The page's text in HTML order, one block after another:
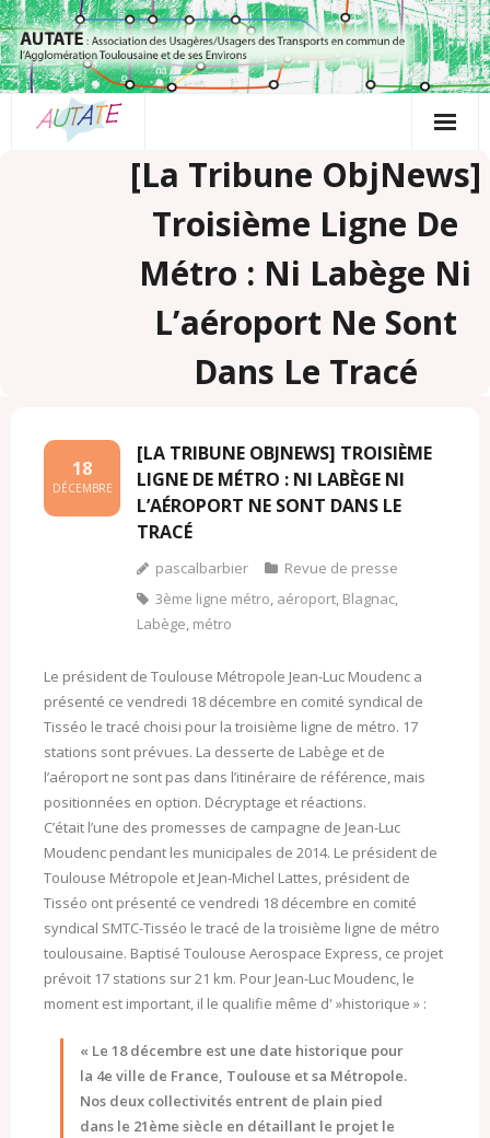
Passer
au
contenu
[La Tribune ObjNews]
Troisième Ligne De
Métro : Ni Labège Ni
L’aéroport Ne Sont
Dans Le Tracé
[LA TRIBUNE OBJNEWS] TROISIÈME
LIGNE DE MÉTRO : NI LABÈGE NI
L’AÉROPORT NE SONT DANS LE
TRACÉ
18
DÉCEMBRE
pascalbarbier
Revue de presse
3ème ligne métro, aéroport, Blagnac,
Labège, métro
Le président de Toulouse Métropole Jean-Luc Moudenc a
présenté ce vendredi 18 décembre en comité syndical de
Tisséo le tracé choisi pour la troisième ligne de métro. 17
stations sont prévues. La desserte de Labège et de
l’aéroport ne sont pas dans l’itinéraire de référence, mais
positionnées en option. Décryptage et réactions.
C’était l’une des promesses de campagne de Jean-Luc
Moudenc pendant les municipales de 2014. Le président de
Toulouse Métropole et Jean-Michel Lattes, président de
Tisséo ont présenté ce vendredi 18 décembre en comité
syndical SMTC-Tisséo le tracé de la troisième ligne de métro
toulousaine. Baptisé Toulouse Aerospace Express, ce projet
prévoit 17 stations sur 21 km. Pour Jean-Luc Moudenc, le
moment est important, il le qualifie même d' »historique » :
« Le 18 décembre est une date historique pour
la 4e ville de France, Toulouse et sa Métropole.
Nos deux collectivités entrent de plain pied
dans le 21ème siècle en détaillant le projet le